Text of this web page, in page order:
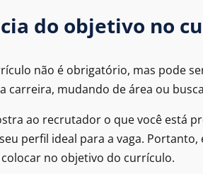
do objetivo no
não é obrigatório, mas pode
carreira, mudando de área ou
ao recrutador o que você está
perfil ideal para a vaga.
no objetivo do currículo.